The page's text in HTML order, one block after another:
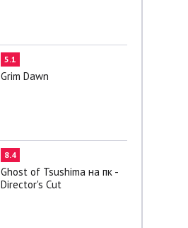
5.1
Grim Dawn
8.4
Ghost of Tsushima на пк -
Director's Cut